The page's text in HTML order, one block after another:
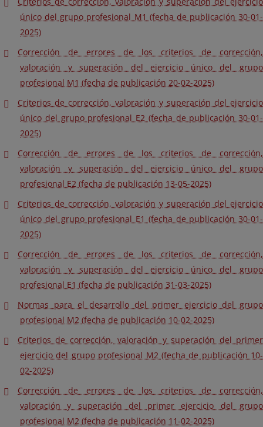
único del grupo profesional M1 (fecha de publicación 30-01-
2025)
Corrección de errores de los criterios de corrección,
valoración y superación del ejercicio único del grupo
profesional M1 (fecha de publicación 20-02-2025)
Criterios de corrección, valoración y superación del ejercicio
único del grupo profesional E2 (fecha de publicación 30-01-
2025)
Corrección de errores de los criterios de corrección,
valoración y superación del ejercicio único del grupo
profesional E2 (fecha de publicación 13-05-2025)
Criterios de corrección, valoración y superación del ejercicio
único del grupo profesional E1 (fecha de publicación 30-01-
2025)
Corrección de errores de los criterios de corrección,
valoración y superación del ejercicio único del grupo
profesional E1 (fecha de publicación 31-03-2025)
Normas para el desarrollo del primer ejercicio del grupo
profesional M2 (fecha de publicación 10-02-2025)
Criterios de corrección, valoración y superación del primer
ejercicio del grupo profesional M2 (fecha de publicación 10-
02-2025)
Corrección de errores de los criterios de corrección,
valoración y superación del primer ejercicio del grupo
profesional M2 (fecha de publicación 11-02-2025)